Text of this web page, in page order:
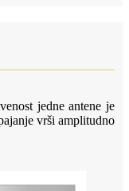
jedne antene je
vrši amplitudno